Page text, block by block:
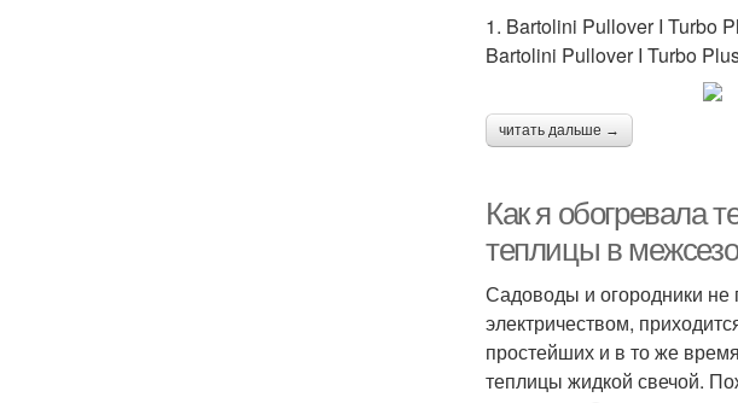
1. Bartolini Pullover I Turbo
Bartolini Pullover I Turbo
читать дальше →
Как я обогревала
теплицы в
Садоводы и огородники не
электричеством,
простейших и в то же
теплицы жидкой свечой.